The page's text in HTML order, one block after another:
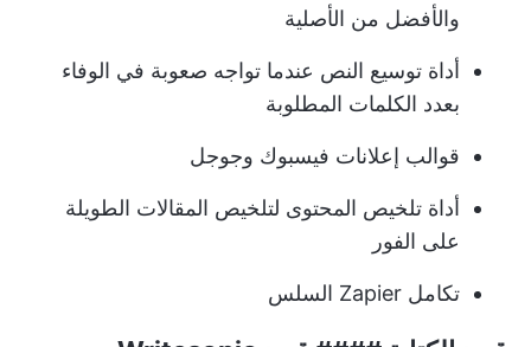
والأفضل من الأصلية
أداة توسيع النص عندما تواجه صعوبة في الوفاء
بعدد الكلمات المطلوبة
قوالب إعلانات فيسبوك وجوجل
أداة تلخيص المحتوى لتلخيص المقالات الطويلة
على الفور
تكامل Zapier السلس